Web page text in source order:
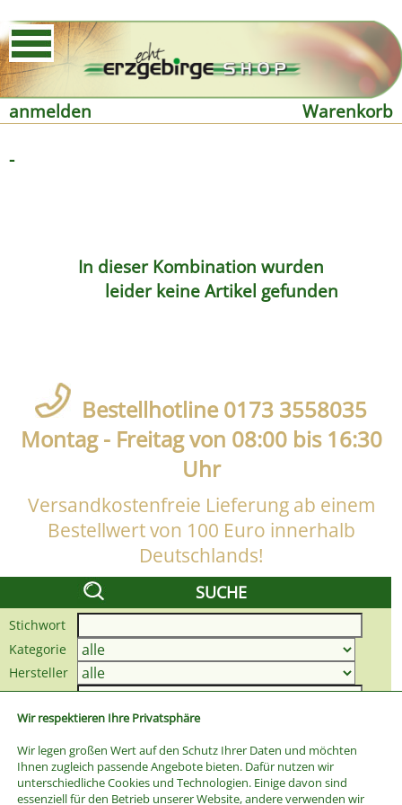
Wir respektieren Ihre Privatsphäre
Wir legen großen Wert auf den Schutz Ihrer Daten und möchten
Ihnen zugleich passende Angebote bieten. Dafür nutzen wir
unterschiedliche Cookies und Technologien. Einige davon sind
essenziell für den Betrieb unserer Website, andere verwenden wir
anmelden
Warenkorb
-
In dieser Kombination wurden
leider keine Artikel gefunden
Bestellhotline 0173 3558035
Montag - Freitag von 08:00 bis 16:30
Uhr
Versandkostenfreie Lieferung ab einem
Bestellwert von 100 Euro innerhalb
Deutschlands!
SUCHE
Stichwort
Kategorie
Hersteller
Preis bis